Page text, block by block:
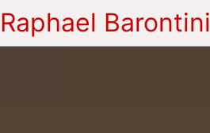
Raphael Barontini